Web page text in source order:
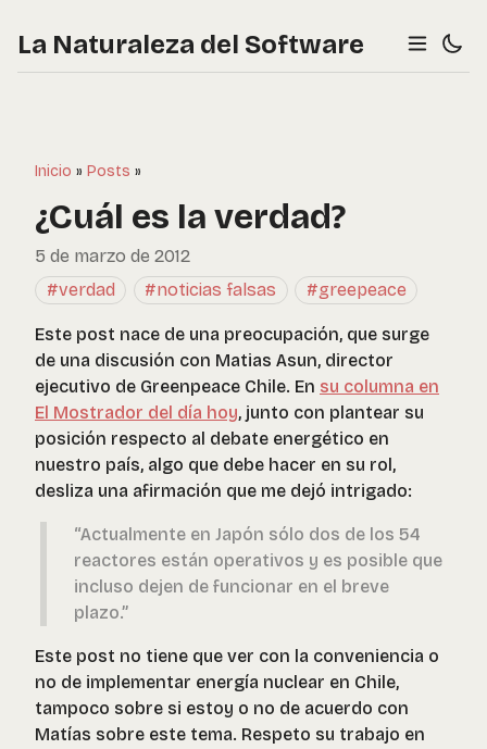
La Naturaleza del Software
Inicio » Posts »
¿Cuál es la verdad?
5 de marzo de 2012
#verdad
#noticias falsas #greepeace
Este post nace de una preocupación, que surge
de una discusión con Matias Asun, director
ejecutivo de Greenpeace Chile. En su columna en
El Mostrador del día hoy, junto con plantear su
posición respecto al debate energético en
nuestro país, algo que debe hacer en su rol,
desliza una afirmación que me dejó intrigado:
“Actualmente en Japón sólo dos de los 54
reactores están operativos y es posible que
incluso dejen de funcionar en el breve
plazo.”
Este post no tiene que ver con la conveniencia o
no de implementar energía nuclear en Chile,
tampoco sobre si estoy o no de acuerdo con
Matías sobre este tema. Respeto su trabajo en